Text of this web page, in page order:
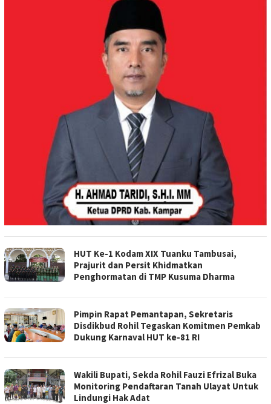
HUT Ke-1 Kodam XIX Tuanku Tambusai,
Prajurit dan Persit Khidmatkan
Penghormatan di TMP Kusuma Dharma
Pimpin Rapat Pemantapan, Sekretaris
Disdikbud Rohil Tegaskan Komitmen Pemkab
Dukung Karnaval HUT ke-81 RI
Wakili Bupati, Sekda Rohil Fauzi Efrizal Buka
Monitoring Pendaftaran Tanah Ulayat Untuk
Lindungi Hak Adat